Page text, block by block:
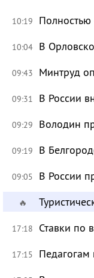
10:19 Полностью
10:04 В
09:43 Минтруд
09:31 В России
09:29 Володин
09:19 В
09:05 В России
🔥
17:18 Ставки по
17:15